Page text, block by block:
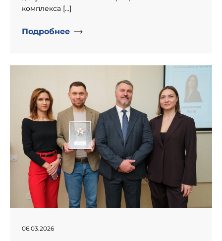
комплекса […]
Подробнее
" alt="День рождение компании «Информпроект».">
06.03.2026